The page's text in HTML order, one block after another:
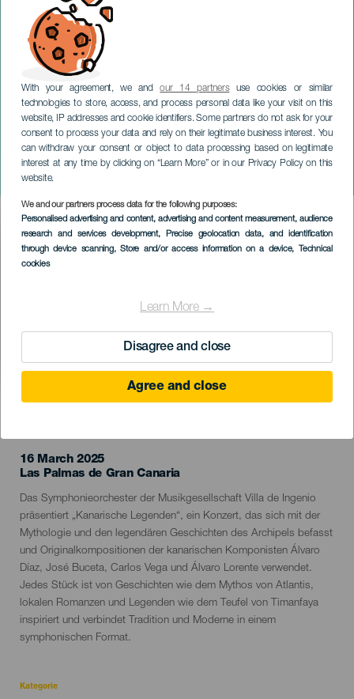
With your agreement, we andour 14 partnersuse cookies or similar
technologies to store, access, and process personal data like your visit on this
website, IP addresses and cookie identifiers. Some partners do not ask for your
consent to process your data and rely on their legitimate business interest. You
can withdraw your consent or object to data processing based on legitimate
interest at any time by clicking on “Learn More” or in our Privacy Policy on this
website.
We and our partners process data for the following purposes:
Personalised advertising and content, advertising and content measurement, audience
research and services development, Precise geolocation data, and identification
through device scanning, Store and/or access information on a device, Technical
cookies
Learn More →
Disagree and close
Agree and close
Kanarische Legenden
GRAN CANARIA
Imagen
Listado
16 March 2025
Localidad
Las Palmas de Gran Canaria
Descripción
del
evento
Das Symphonieorchester der Musikgesellschaft Villa de Ingenio
präsentiert „Kanarische Legenden“, ein Konzert, das sich mit der
Mythologie und den legendären Geschichten des Archipels befasst
und Originalkompositionen der kanarischen Komponisten Álvaro
Díaz, José Buceta, Carlos Vega und Álvaro Lorente verwendet.
Jedes Stück ist von Geschichten wie dem Mythos von Atlantis,
lokalen Romanzen und Legenden wie dem Teufel von Timanfaya
inspiriert und verbindet Tradition und Moderne in einem
symphonischen Format.
Kategorie